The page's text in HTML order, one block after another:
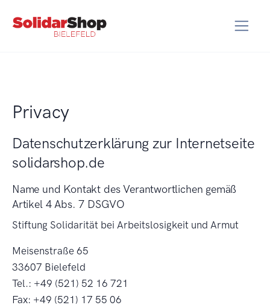
Privacy
Datenschutzerklärung zur Internetseite
solidarshop.de
Name und Kontakt des Verantwortlichen gemäß
Artikel 4 Abs. 7 DSGVO
Stiftung Solidarität bei Arbeitslosigkeit und Armut
Meisenstraße 65
33607 Bielefeld
Tel.: +49 (521) 52 16 721
Fax: +49 (521) 17 55 06